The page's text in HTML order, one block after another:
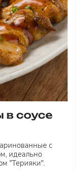
соусе
с
идеально
"Терияки".